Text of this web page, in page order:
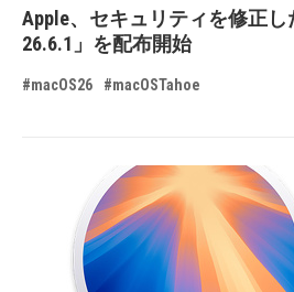
Apple、セキュリティを修正し
26.6.1」を配布開始
#macOS26 #macOSTahoe